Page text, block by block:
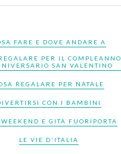
FARE E DOVE ANDARE A
PER IL COMPLEANNO
SAN VALENTINO
REGALARE PER NATALE
CON I BAMBINI
E GITA FUORIPORTA
LE VIE D'ITALIA